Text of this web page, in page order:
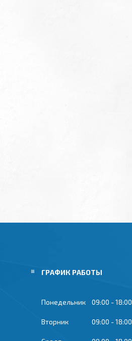
ГРАФИК РАБОТЫ
Понедельник 09:00 18:00
Вторник 09:00 18:00